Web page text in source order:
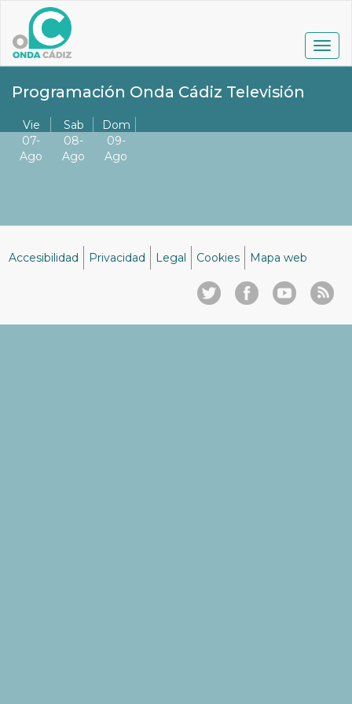
contenido
principal
Programación Onda Cádiz Televisión
Vie
07-
Ago
Sab
08-
Ago
Dom
09-
Ago
pie
Accesibilidad Privacidad Legal Cookies Mapa web